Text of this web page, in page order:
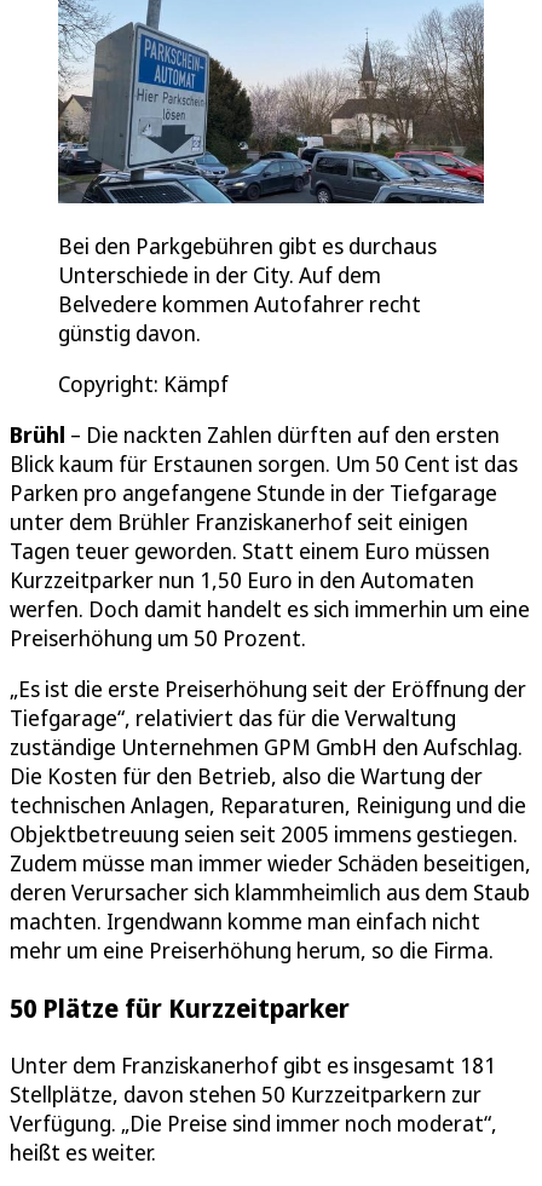
Bei den Parkgebühren gibt es durchaus
Unterschiede in der City. Auf dem
Belvedere kommen Autofahrer recht
günstig davon.
Copyright: Kämpf
Brühl – Die nackten Zahlen dürften auf den ersten
Blick kaum für Erstaunen sorgen. Um 50 Cent ist das
Parken pro angefangene Stunde in der Tiefgarage
unter dem Brühler Franziskanerhof seit einigen
Tagen teuer geworden. Statt einem Euro müssen
Kurzzeitparker nun 1,50 Euro in den Automaten
werfen. Doch damit handelt es sich immerhin um eine
Preiserhöhung um 50 Prozent.
„Es ist die erste Preiserhöhung seit der Eröffnung der
Tiefgarage“, relativiert das für die Verwaltung
zuständige Unternehmen GPM GmbH den Aufschlag.
Die Kosten für den Betrieb, also die Wartung der
technischen Anlagen, Reparaturen, Reinigung und die
Objektbetreuung seien seit 2005 immens gestiegen.
Zudem müsse man immer wieder Schäden beseitigen,
deren Verursacher sich klammheimlich aus dem Staub
machten. Irgendwann komme man einfach nicht
mehr um eine Preiserhöhung herum, so die Firma.
50 Plätze für Kurzzeitparker
Unter dem Franziskanerhof gibt es insgesamt 181
Stellplätze, davon stehen 50 Kurzzeitparkern zur
Verfügung. „Die Preise sind immer noch moderat“,
heißt es weiter.